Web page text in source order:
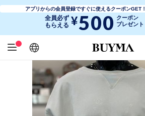
アプリからの会員登録ですぐに使えるクーポンGET！
全員必ず
もらえる ¥500 クーポン
プレゼント
日本語
English
简体中文
繁體中文